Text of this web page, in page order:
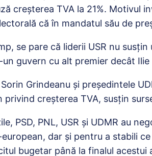
creșterea TVA la 21%. Motivul
că în mandatul său de
se pare că liderii USR nu
guvern cu alt premier decât Ilie
Sorin Grindeanu și președintele
privind creșterea TVA, susțin
PSD, PNL, USR și UDMR au
dar și pentru a stabili
bugetar până la finalul acestui